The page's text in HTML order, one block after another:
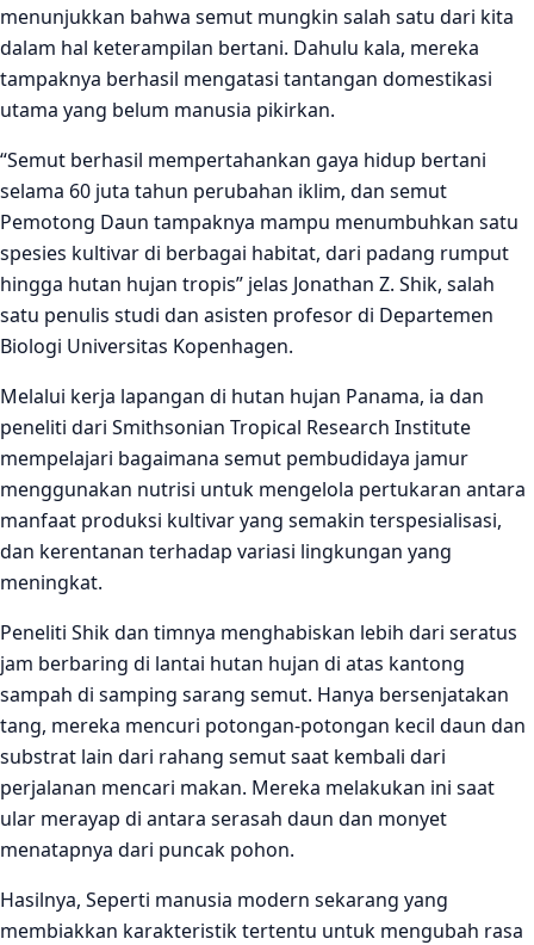
menunjukkan bahwa semut mungkin salah satu dari kita
dalam hal keterampilan bertani. Dahulu kala, mereka
tampaknya berhasil mengatasi tantangan domestikasi
utama yang belum manusia pikirkan.
“Semut berhasil mempertahankan gaya hidup bertani
selama 60 juta tahun perubahan iklim, dan semut
Pemotong Daun tampaknya mampu menumbuhkan satu
spesies kultivar di berbagai habitat, dari padang rumput
hingga hutan hujan tropis” jelas Jonathan Z. Shik, salah
satu penulis studi dan asisten profesor di Departemen
Biologi Universitas Kopenhagen.
Melalui kerja lapangan di hutan hujan Panama, ia dan
peneliti dari Smithsonian Tropical Research Institute
mempelajari bagaimana semut pembudidaya jamur
menggunakan nutrisi untuk mengelola pertukaran antara
manfaat produksi kultivar yang semakin terspesialisasi,
dan kerentanan terhadap variasi lingkungan yang
meningkat.
Peneliti Shik dan timnya menghabiskan lebih dari seratus
jam berbaring di lantai hutan hujan di atas kantong
sampah di samping sarang semut. Hanya bersenjatakan
tang, mereka mencuri potongan-potongan kecil daun dan
substrat lain dari rahang semut saat kembali dari
perjalanan mencari makan. Mereka melakukan ini saat
ular merayap di antara serasah daun dan monyet
menatapnya dari puncak pohon.
Hasilnya, Seperti manusia modern sekarang yang
membiakkan karakteristik tertentu untuk mengubah rasa